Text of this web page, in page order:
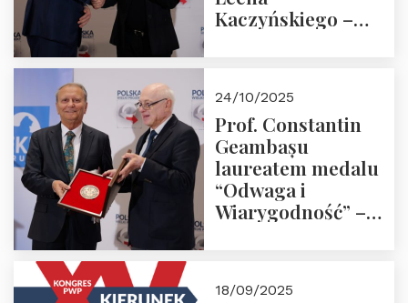
Kaczyńskiego –
24/10/2025
Prof. Constantin
Geambașu
laureatem medalu
“Odwaga i
Wiarygodność” –
18/09/2025